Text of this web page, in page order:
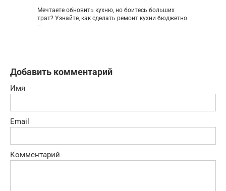
Мечтаете обновить кухню, но боитесь больших
трат? Узнайте, как сделать ремонт кухни бюджетно
–
Добавить комментарий
Имя
Email
Комментарий